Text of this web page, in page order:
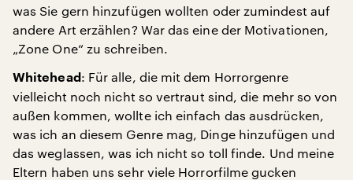
was Sie gern hinzufügen wollten oder zumindest auf
andere Art erzählen? War das eine der Motivationen,
„Zone One“ zu schreiben.
Whitehead: Für alle, die mit dem Horrorgenre
vielleicht noch nicht so vertraut sind, die mehr so von
außen kommen, wollte ich einfach das ausdrücken,
was ich an diesem Genre mag, Dinge hinzufügen und
das weglassen, was ich nicht so toll finde. Und meine
Eltern haben uns sehr viele Horrorfilme gucken